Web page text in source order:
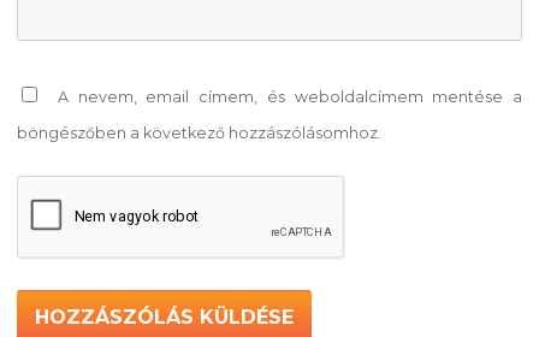
A nevem, email címem, és weboldalcímem mentése a
böngészőben a következő hozzászólásomhoz.